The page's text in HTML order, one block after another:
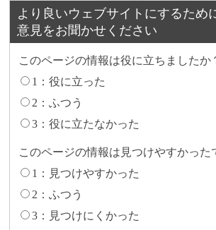
より良いウェブサイトにするため
意見をお聞かせください
このページの情報は役に立ちましたか
1：役に立った
2：ふつう
3：役に立たなかった
このページの情報は見つけやすかった
1：見つけやすかった
2：ふつう
3：見つけにくかった